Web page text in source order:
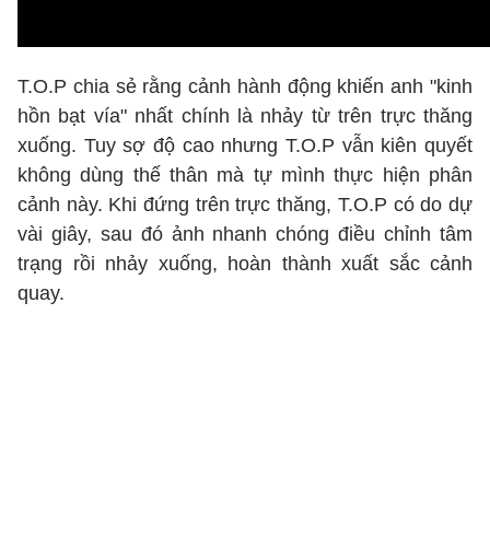
T.O.P chia sẻ rằng cảnh hành động khiến anh "kinh
hồn bạt vía" nhất chính là nhảy từ trên trực thăng
xuống. Tuy sợ độ cao nhưng T.O.P vẫn kiên quyết
không dùng thế thân mà tự mình thực hiện phân
cảnh này. Khi đứng trên trực thăng, T.O.P có do dự
vài giây, sau đó ảnh nhanh chóng điều chỉnh tâm
trạng rồi nhảy xuống, hoàn thành xuất sắc cảnh
quay.